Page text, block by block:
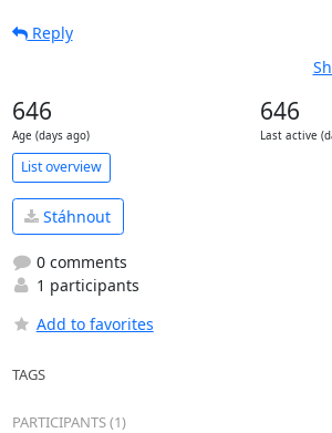
Reply
646
Age (days ago)
646
Last active
List overview
Stáhnout
0 comments
1 participants
Add to favorites
TAGS
PARTICIPANTS (1)